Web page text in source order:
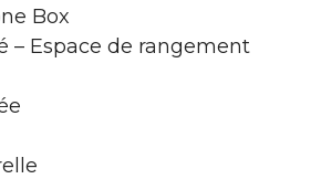
Box
– Espace de rangement